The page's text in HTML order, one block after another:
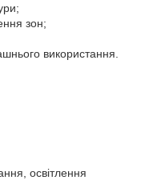
зон;
використання.
освітлення